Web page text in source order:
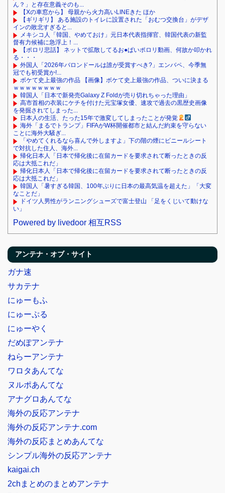
ん？」と存在意義そのも...
【Xの車窓から】 母親から火力高いLINEきた ほか
【ギリギリ】 ある施設のトイレに設置された「おむつ交換台」がデザ
インの敗北すぎると...
メキシコ人「韓国、やめておけ」元日本代表指揮官、韓国代表の新監
督有力候補に急浮上！...
【ポロリ悲話】 ネットで拡散してるお●ぱいポロリ動画、何故か叩かれ
る・・・
外国人「2026年バロンドールは誰が受賞すべき?」エンバペ、今季無
冠でも初受賞か!...
ボケて史上最強の作品 【画像】ボケて史上最強の作品、ついに決まる
ｗｗｗｗｗｗｗｗ
韓国人「日本で新発売Galaxy Z Foldが売り切れちゃった理由」
高市首相の衣装にケチを付けた元宝塚女優、速攻で過去の黒歴史画像
を発掘されてしまった...
日本人の生活、たった15年で激変してしまったことが発覚
海外「まるでトランプ」FIFAがW杯開催都市と結んだ約束を守らない
ことに海外大騒ぎ...
「やめてくれるなら喜んで外しますよ」下の階の煙にビニールシート
で対抗した住人、海外...
帰化日本人「日本で帰化後に在留カードを要求されて断ったときの反
応は大抵これだ」
帰化日本人「日本で帰化後に在留カードを要求されて断ったときの反
応は大抵これだ」
韓国人「暑すぎる韓国、100年ぶりに日本の最高気温を超えた」「大変
なことだ」
ドイツ人男性がランニングシューズで富士登山 「足をくじいて動けな
い」
Powered by livedoor 相互RSS
アンテナ・オブ・サイト
ガナ速
サカテナ
にゅーもふ
にゅーぷる
にゅーやく
だめぽアンテナ
ねらーアンテナ
ワロタあんてな
ヌルポあんてな
アナグロあんてな
海外の反応アンテナ
海外の反応アンテナ.com
海外の反応まとめあんてな
シンプル海外の反応アンテナ
kaigai.ch
2chまとめのまとめアンテナ